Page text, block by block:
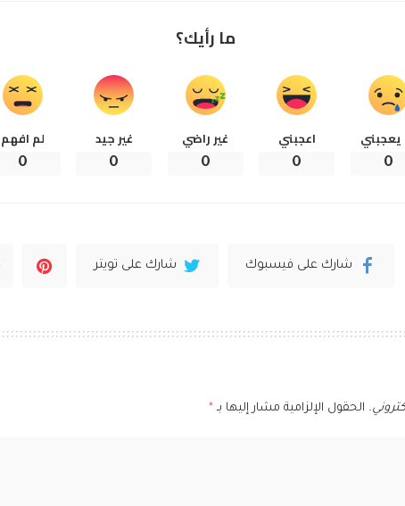
ما رأيك؟
يعجبني
0
اعجبني
0
غير راضي
0
غير جيد
0
لم افهم
0
شارك على فيسبوك شارك على تويتر
الحقول الإلزامية مشار إليها بـ *